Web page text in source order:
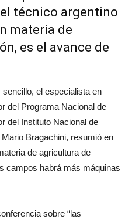
técnico argentino
materia de
es el avance de
el especialista en
del Programa Nacional de
del Instituto Nacional de
Bragachini, resumió en
de agricultura de
campos habrá más máquinas
sobre “las